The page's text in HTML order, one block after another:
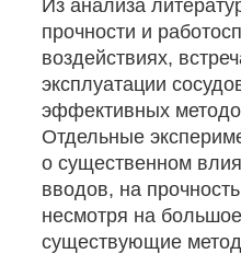
Из анализа
прочности и
воздействиях,
эксплуатации
эффективных
Отдельные
о существенном
вводов, на
несмотря на
существующие